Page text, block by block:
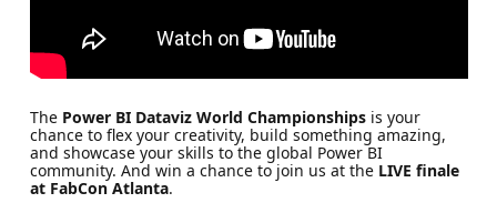
The Power BI Dataviz World Championshipsis your
chance to flex your creativity, build something amazing,
and showcase your skills to the global Power BI
community. And win a chance to join us at the LIVE finale
at FabCon Atlanta.